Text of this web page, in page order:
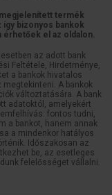
termék
így bizonyos bankok
el az oldalon.
az adott bank
Feltétele, Hirdetménye,
a bankok hivatalos
A bankok
változtatására. A bank
adatoktól, amelyekért
fontos tudni,
a bankot, hanem annak
a mindenkor hatályos
Időszakosan az
be, az esetleges
felelősséget vállalni.